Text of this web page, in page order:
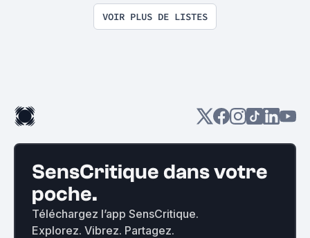
VOIR PLUS DE LISTES
SensCritique dans votre
poche.
Téléchargez l’app SensCritique.
Explorez. Vibrez. Partagez.